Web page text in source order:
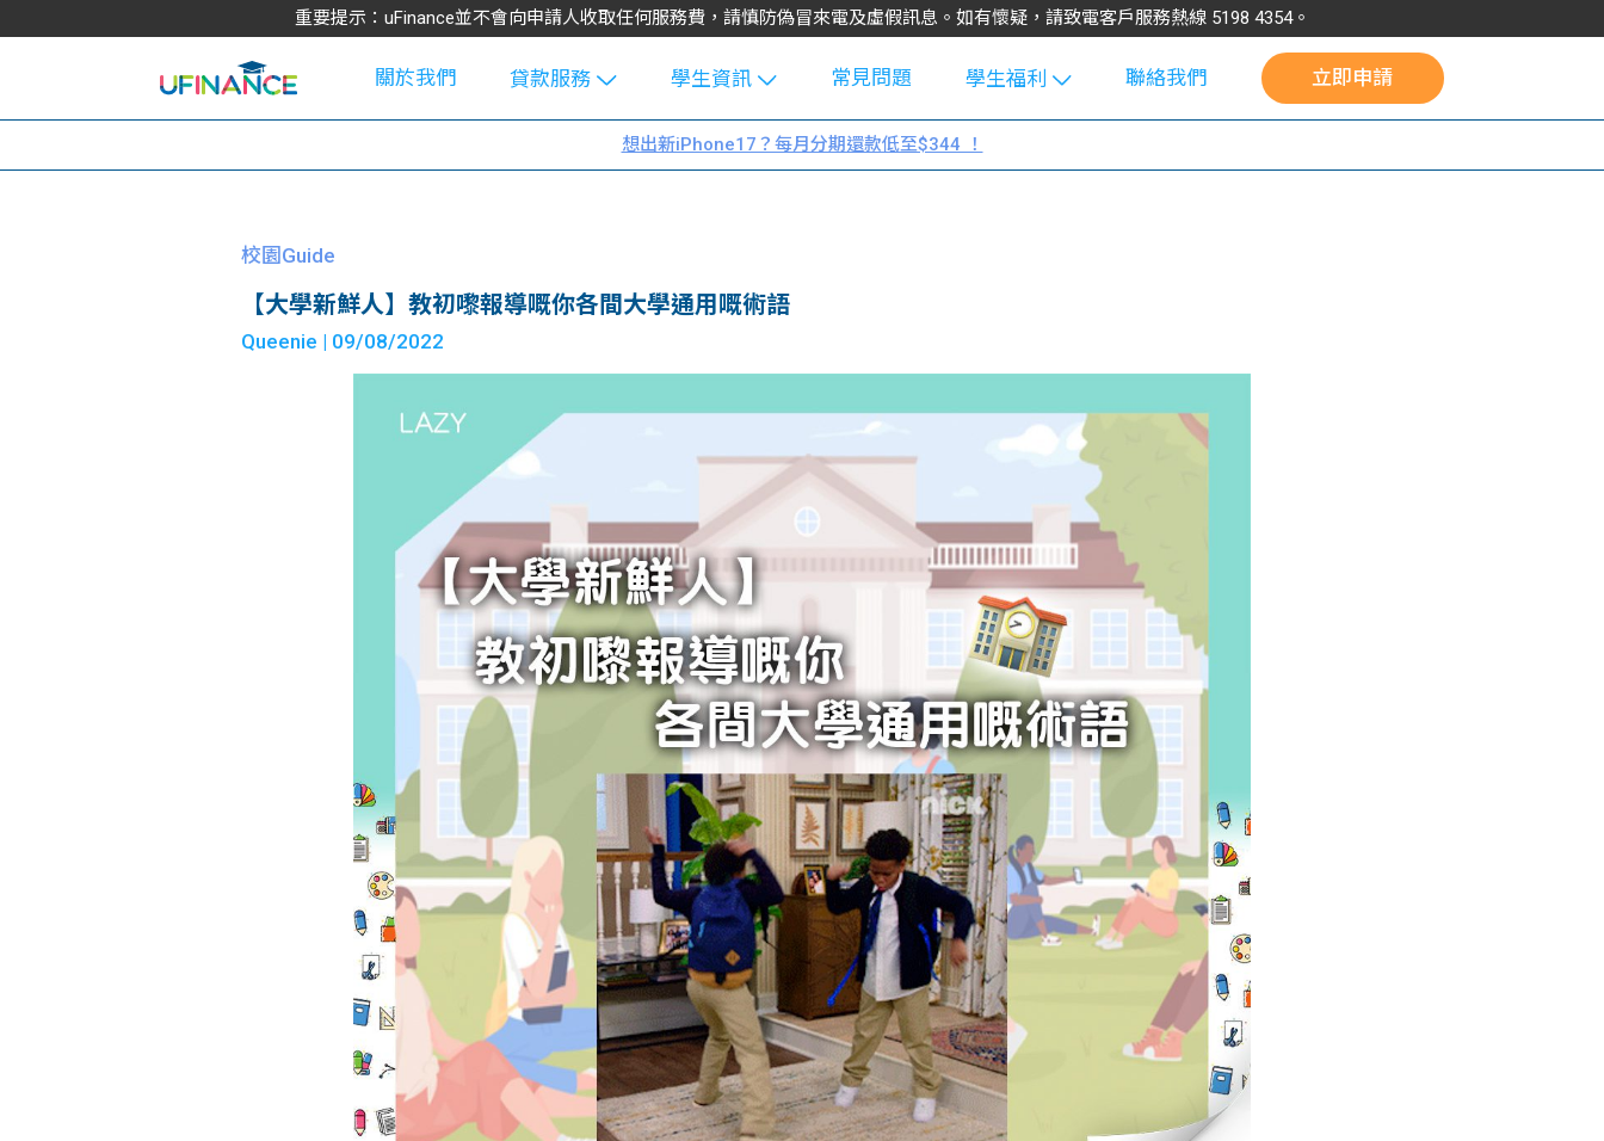
重要提示：uFinance並不會向申請人收取任何服務費，請慎防偽冒來電及虛假訊息。如有懷疑，請致電客戶服務熱線 5198 4354。
關於我們
貸款服務
學生貸款
大學生學費
機
網上私人貸
貸款計數
機
學生資訊
Blog
大專生筍
Exchang
理財
Guide
學生貸款
101
常見問題
學生福利
uFinance 校
園贊助
聯絡我們 立即申請
想出新iPhone17？每月分期還款低至$344 ！
校園Guide
【大學新鮮人】教初嚟報導嘅你各間大學通用嘅術語
Queenie | 09/08/2022